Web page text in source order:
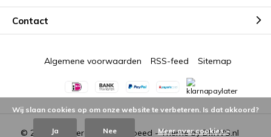
Contact
© 2026 - Powered byLightspeed - Theme byDMWS.nl
Algemene voorwaarden RSS-feed Sitemap
Wij slaan cookies op om onze website te verbeteren. Is dat akkoord?
Ja Nee Meer over cookies »